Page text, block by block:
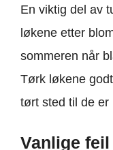
En viktig del av
løkene etter
sommeren når
Tørk løkene
tørt sted til de er
Vanlige